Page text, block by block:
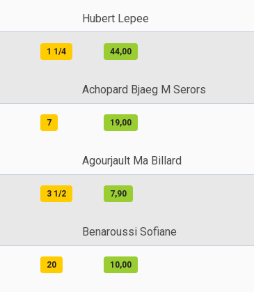
Hubert Lepee
1 1/4 44,00
Achopard Bjaeg M Serors
7 19,00
Agourjault Ma Billard
3 1/2 7,90
Benaroussi Sofiane
20 10,00